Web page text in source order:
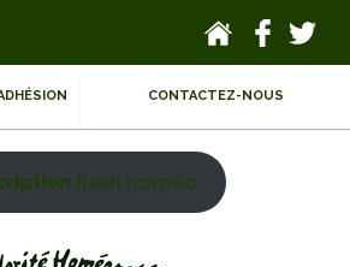
CONTACTEZ-NOUS
flash homéo